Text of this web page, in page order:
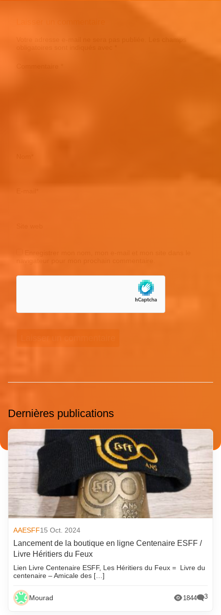
Les champs
Dernières publications
AAESFF15 Oct. 2024
Lancement de la boutique en ligne Centenaire ESFF /
Livre Héritiers du Feux
Lien Livre Centenaire ESFF, Les Héritiers du Feux = Livre du
centenaire – Amicale des […]
Mourad 1844 3